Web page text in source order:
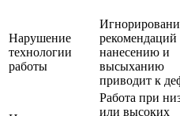
Нарушение
технологии
работы
рекомендаций
нанесению и
высыханию
приводит к
Работа при
или высоких